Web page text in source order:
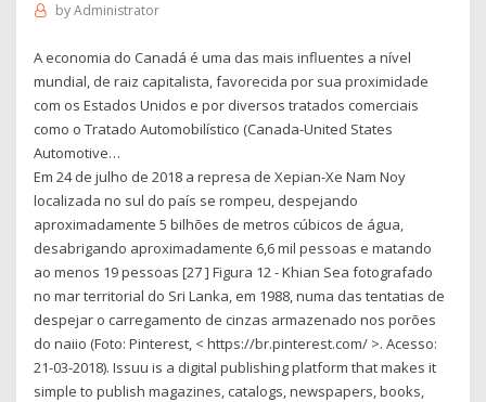
byAdministrator
A economia do Canadá é uma das mais influentes a nível
mundial, de raiz capitalista, favorecida por sua proximidade
com os Estados Unidos e por diversos tratados comerciais
como o Tratado Automobilístico (Canada-United States
Automotive…
Em 24 de julho de 2018 a represa de Xepian-Xe Nam Noy
localizada no sul do país se rompeu, despejando
aproximadamente 5 bilhões de metros cúbicos de água,
desabrigando aproximadamente 6,6 mil pessoas e matando
ao menos 19 pessoas [27 ] Figura 12 - Khian Sea fotografado
no mar territorial do Sri Lanka, em 1988, numa das tentatias de
despejar o carregamento de cinzas armazenado nos porões
do naiio (Foto: Pinterest, < https://br.pinterest.com/ >. Acesso:
21-03-2018). Issuu is a digital publishing platform that makes it
simple to publish magazines, catalogs, newspapers, books,